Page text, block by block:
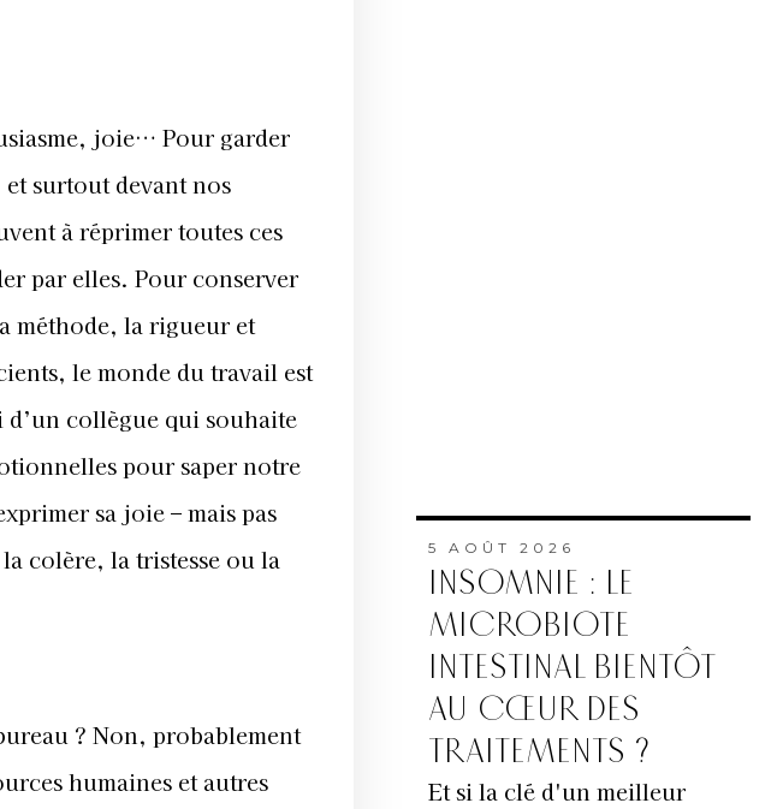
joie… Pour garder
surtout devant nos
à réprimer toutes ces
par elles. Pour conserver
méthode, la rigueur et
le monde du travail est
d’un collègue qui souhaite
pour saper notre
sa joie – mais pas
colère, la tristesse ou la
? Non, probablement
humaines et autres
5 AOÛT 2026
INSOMNIE : LE
MICROBIOTE
INTESTINAL BIENTÔT
AU CŒUR DES
TRAITEMENTS ?
Et si la clé d'un meilleur